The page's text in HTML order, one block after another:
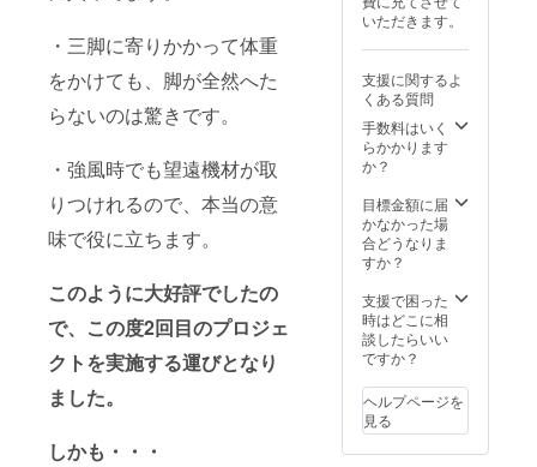
・三脚に寄りかかって体重
をかけても、脚が全然へた
らないのは驚きです。
・強風時でも望遠機材が取
りつけれるので、本当の意
味で役に立ちます。
このように大好評でしたの
で、この度2回目のプロジェ
クトを実施する運びとなり
ました。
しかも・・・
いま
す。
可能性
もござ
いま
いただきます。
支援に関するよ
くある質問
手数料はいく
らかかります
か？
目標金額に届
かなかった場
合どうなりま
すか？
支援で困った
時はどこに相
談したらいい
ですか？
ヘルプページを
見る